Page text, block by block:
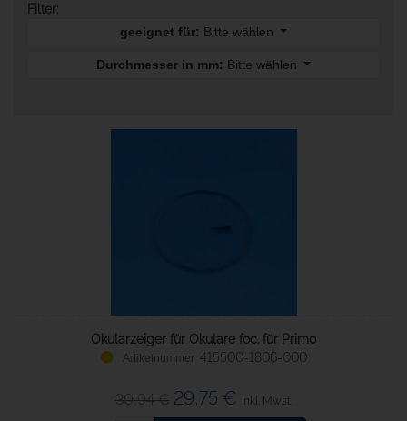
Filter:
geeignet für: Bitte wählen
Durchmesser in mm: Bitte wählen
Okularzeiger für Okulare foc. für Primo
415500-1806-000
30,94 € 29,75 € inkl. Mwst.